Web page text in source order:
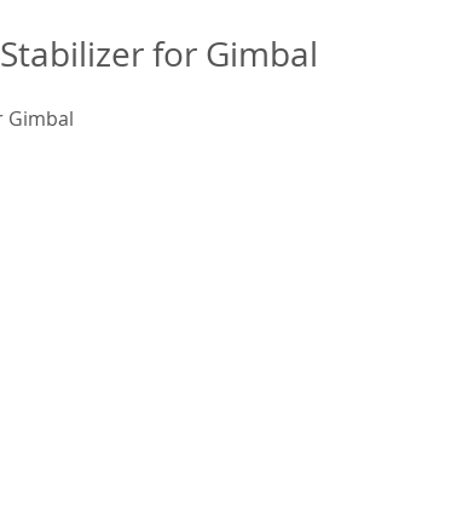
for Gimbal
Gimbal